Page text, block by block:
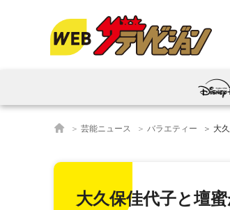
芸能ニュース バラエティー 大
大久保佳代子と壇